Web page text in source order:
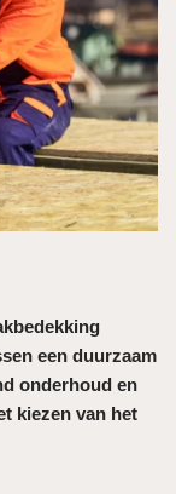
een duurzaam
onderhoud en
kiezen van het